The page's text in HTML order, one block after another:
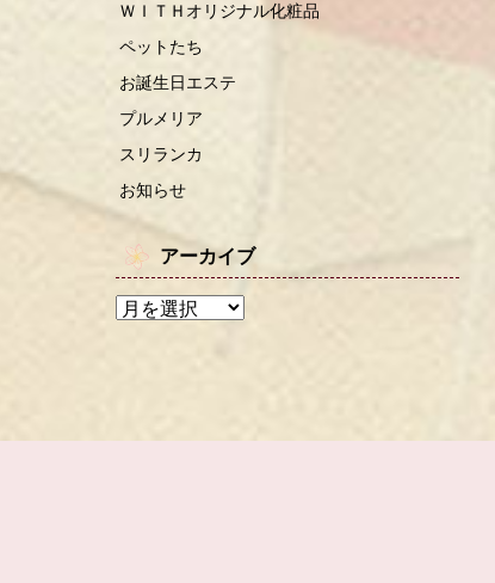
ＷＩＴＨオリジナル化粧品
ペットたち
お誕生日エステ
プルメリア
スリランカ
お知らせ
アーカイブ